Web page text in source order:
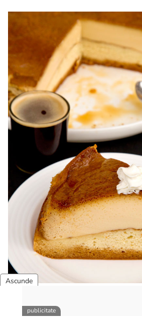
Reteta tort ecler. Tort ecler cu
Karpatka